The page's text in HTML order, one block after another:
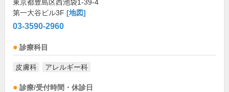
東京都豊島区西池袋1-39-4
第一大谷ビル3F [地図]
03-3590-2960
診療科目
皮膚科 アレルギー科
診療/受付時間・休診日